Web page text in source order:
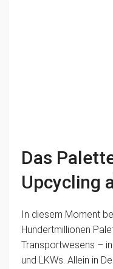
Das
Upcycling
In diesem Moment
Hundertmillionen
Transportwesens –
und LKWs. Allein in